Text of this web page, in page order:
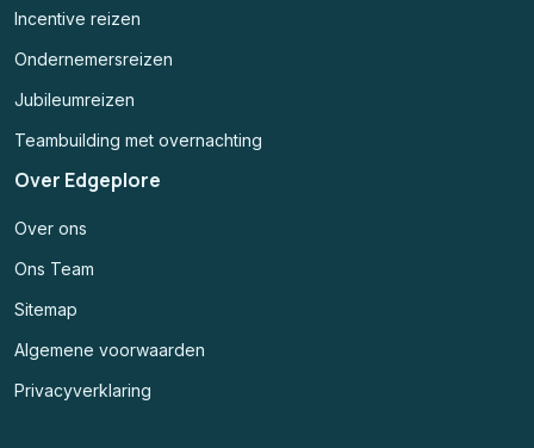
Incentive reizen
Ondernemersreizen
Jubileumreizen
Teambuilding met overnachting
Over Edgeplore
Over ons
Ons Team
Sitemap
Algemene voorwaarden
Privacyverklaring